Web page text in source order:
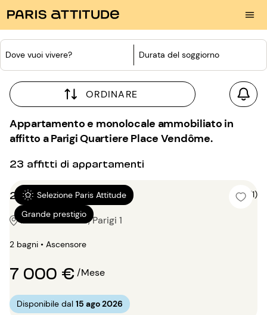
Dove vuoi vivere? Durata del soggiorno
ORDINARE
Appartamento e monolocale ammobiliato in
affitto a Parigi Quartiere Place Vendôme.
23 affitti di appartamenti
Selezione Paris Attitude
Grande prestigio
2 locali 103m² 5 (1)
Place Vendôme, Parigi 1
2 bagni • Ascensore
7 000 €/Mese
Disponibile dal 15 ago 2026